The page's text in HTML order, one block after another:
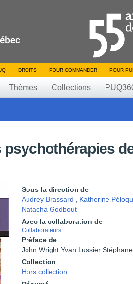
DROITS POUR COMMANDER POUR
Thèmes Collections
psychothérapies
Sous la direction de
Audrey Brassard
Katherine
Natacha Godbout
Avec la collaboration de
Collaborateurs
Préface de
John Wright Yvan Lussier
Collection
Hors collection